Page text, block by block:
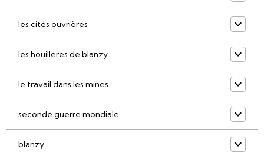
les cités ouvrières
les houilleres de blanzy
le travail dans les mines
seconde guerre mondiale
blanzy